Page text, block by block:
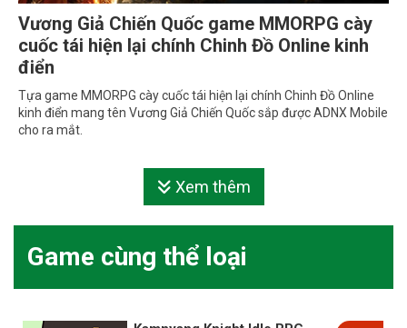
Vương Giả Chiến Quốc game MMORPG cày
cuốc tái hiện lại chính Chinh Đồ Online kinh
điển
Tựa game MMORPG cày cuốc tái hiện lại chính Chinh Đồ Online
kinh điển mang tên Vương Giả Chiến Quốc sắp được ADNX Mobile
cho ra mắt.
Xem thêm
Game cùng thể loại